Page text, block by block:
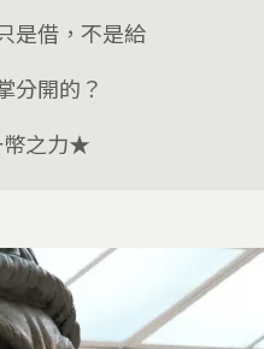
是借，不是給
分開的？
之力★